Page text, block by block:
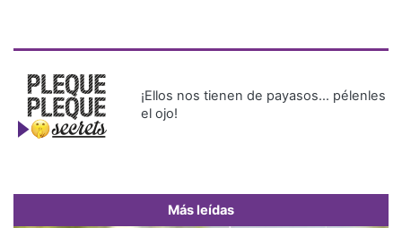
¡Ellos nos tienen de payasos… pélenles
el ojo!
Más leídas